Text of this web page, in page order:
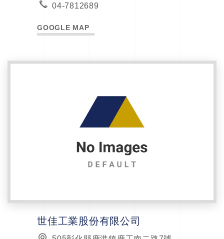
04-7812689
GOOGLE MAP
世佳工業股份有限公司